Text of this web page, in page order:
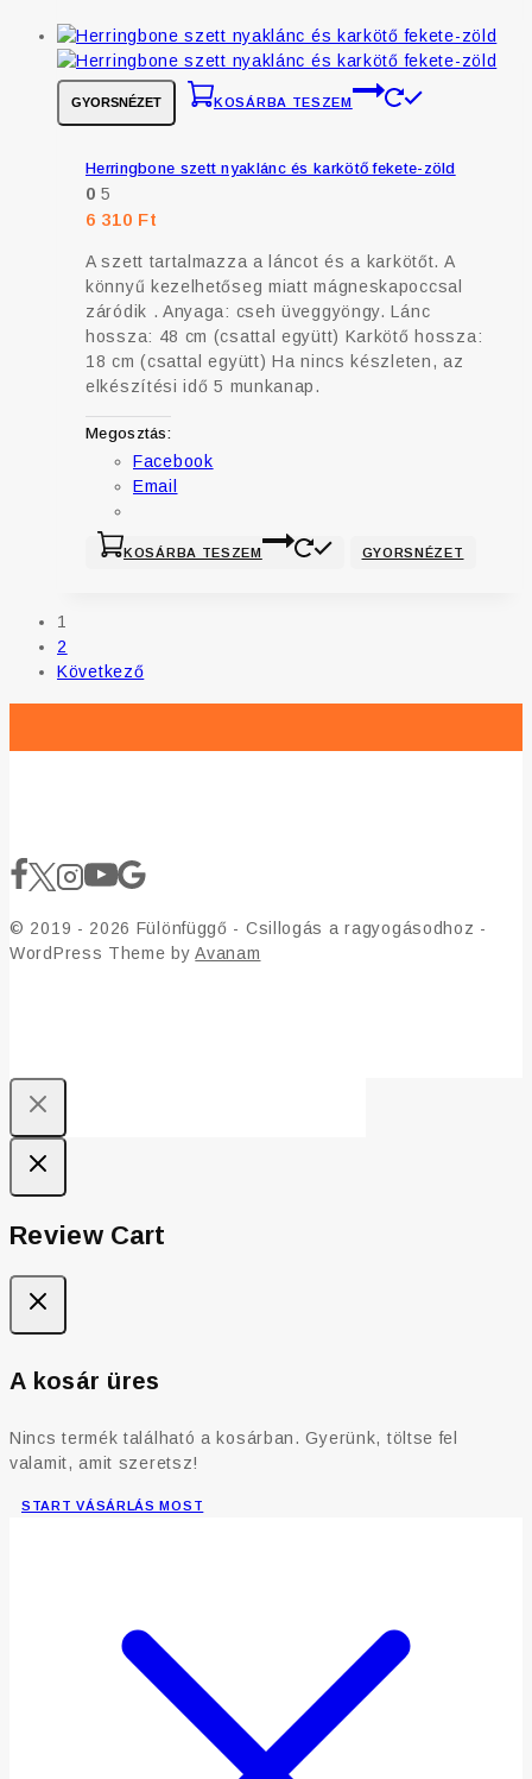
GYORSNÉZET KOSÁRBA TESZEM
Herringbone szett nyaklánc és karkötő fekete-zöld
0 5
6 310 Ft
A szett tartalmazza a láncot és a karkötőt. A
könnyű kezelhetőseg miatt mágneskapoccsal
záródik . Anyaga: cseh üveggyöngy. Lánc
hossza: 48 cm (csattal együtt) Karkötő hossza:
18 cm (csattal együtt) Ha nincs készleten, az
elkészítési idő 5 munkanap.
Megosztás:
Facebook
Email
KOSÁRBA TESZEM GYORSNÉZET
1
2
Következő
© 2019 - 2026 Fülönfüggő - Csillogás a ragyogásodhoz -
WordPress Theme byAvanam
Review Cart
A kosár üres
Nincs termék található a kosárban. Gyerünk, töltse fel
valamit, amit szeretsz!
START VÁSÁRLÁS MOST